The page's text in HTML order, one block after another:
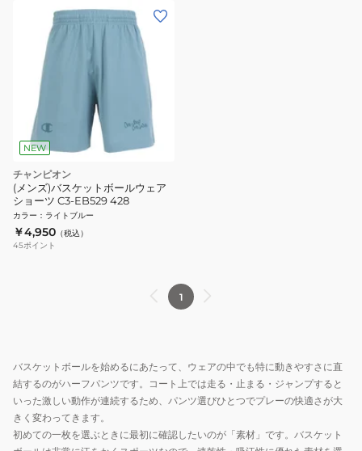
NEW
チャンピオン
(メンズ)バスケットボールウェア
ショーツ C3-EB529 428
カラー ： ライトブルー
￥4,950 （税込）
45ポイント
1
バスケットボールを始めるにあたって、ウェアの中でも特に動きやすさに直
結するのがハーフパンツです。コート上では走る・止まる・ジャンプすると
いった激しい動作が連続するため、パンツ選びひとつでプレーの快適さが大
きく変わってきます。
初めての一枚を選ぶときに最初に確認したいのが「素材」です。バスケット